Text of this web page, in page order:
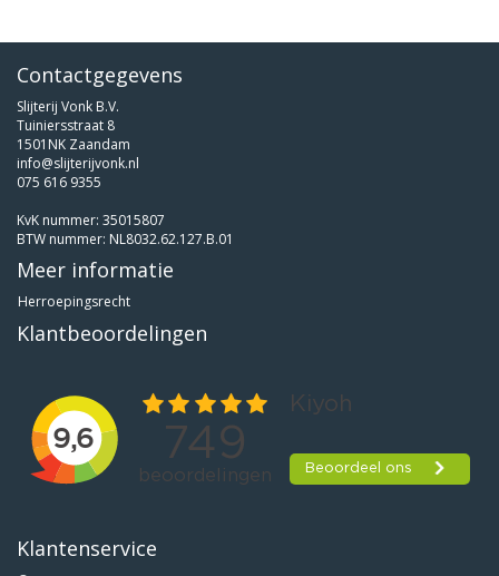
Contactgegevens
Slijterij Vonk B.V.
Tuiniersstraat 8
1501NK Zaandam
info@slijterijvonk.nl
075 616 9355
KvK nummer: 35015807
BTW nummer: NL8032.62.127.B.01
Meer informatie
Herroepingsrecht
Klantbeoordelingen
Klantenservice